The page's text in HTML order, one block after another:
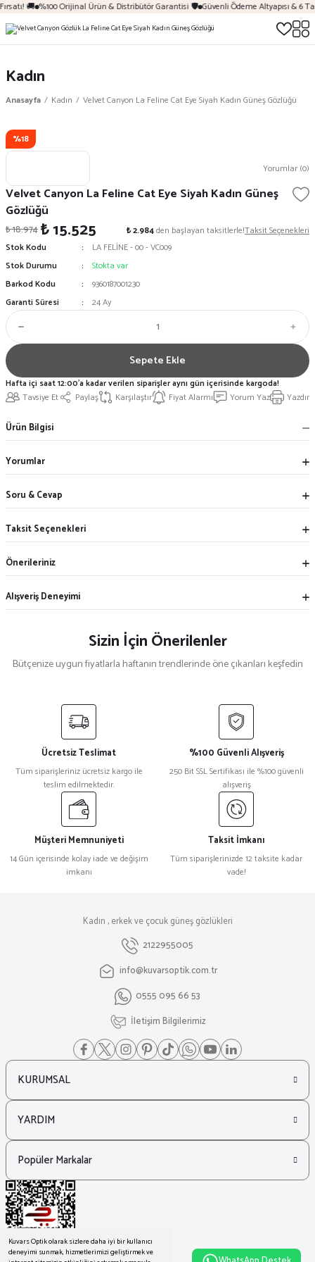
Kuvars Optik olarak sizlere daha iyi bir kullanıcı
deneyimi sunmak, hizmetlerimizi geliştirmek ve
🚚 %100 Orijinal Ürün & Distribütör Garantisi 🛡️ Güvenli Ödeme Altyapısı & 6
Kadın
Anasayfa Kadın Velvet Canyon La Feline Cat Eye Siyah Kadın Güneş Gözlüğü
%18
Yorumlar (0)
Velvet Canyon La Feline Cat Eye Siyah Kadın Güneş
Gözlüğü
₺ 18.974₺ 15.525 ₺ 2.984den başlayan taksitlerle!Taksit Seçenekleri
Stok Kodu
LA FELİNE - 00 - VC009
Stok Durumu
Stokta var
Barkod Kodu
9360187001230
Garanti Süresi
24 Ay
Sepete Ekle
Tavsiye Et Paylaş Karşılaştır Fiyat Alarmı Yorum Yaz Yazdır
Hafta içi saat 12:00'a kadar verilen siparişler aynı gün içerisinde kargoda!
Ürün Bilgisi
Yorumlar
Soru & Cevap
Taksit Seçenekleri
Önerileriniz
Alışveriş Deneyimi
Sizin İçin Önerilenler
Bütçenize uygun fiyatlarla haftanın trendlerinde öne çıkanları keşfedin
Bugatti 11 63 Silver Pilot Titanyum Erkek Güneş Gözlüğü
₺ 109.386
%27
David Beckham Db 7111/S Siyah Leopar Erkek Güneş Gözlüğü
Ücretsiz Teslimat
Tüm siparişleriniz ücretsiz kargo ile
teslim edilmektedir.
%100 Güvenli Alışveriş
250 Bit SSL Sertifikası ile %100 güvenli
alışveriş
Müşteri Memnuniyeti
14 Gün içerisinde kolay iade ve değişim
imkanı
Taksit İmkanı
Tüm siparişlerinizde 12 taksite kadar
vade!
Kadın , erkek ve çocuk güneş gözlükleri
2122955005
info@kuvarsoptik.com.tr
0555 095 66 53
İletişim Bilgilerimiz
KURUMSAL
YARDIM
Popüler Markalar